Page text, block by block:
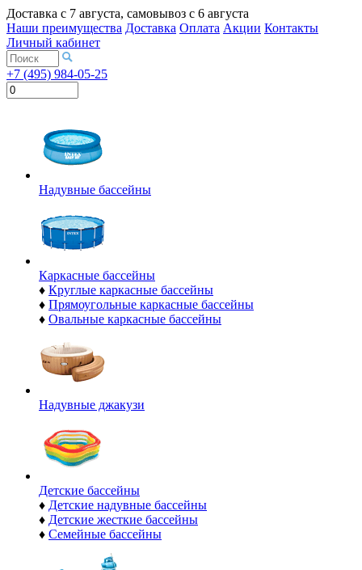
Доставка с 7 августа, самовывоз с 6 августа
Наши преимущества Доставка Оплата Акции Контакты
Личный кабинет
+7 (495) 984-05-25
Надувные бассейны
Каркасные бассейны
♦ Круглые каркасные бассейны
♦ Прямоугольные каркасные бассейны
♦ Овальные каркасные бассейны
Надувные джакузи
Детские бассейны
♦ Детские надувные бассейны
♦ Детские жесткие бассейны
♦ Семейные бассейны